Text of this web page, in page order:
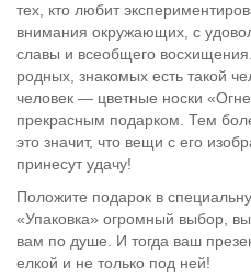
тех, кто любит
внимания окружающих, с
славы и всеобщего
родных, знакомых есть такой
человек — цветные носки
прекрасным подарком. Тем
это значит, что вещи с его
принесут удачу!
Положите подарок в
«Упаковка» огромный выбор,
вам по душе. И тогда ваш
елкой и не только под ней!